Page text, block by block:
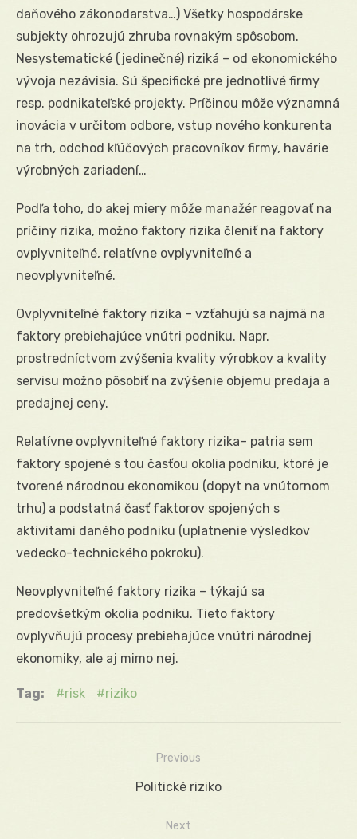
daňového zákonodarstva…) Všetky hospodárske
subjekty ohrozujú zhruba rovnakým spôsobom.
Nesystematické (jedinečné) riziká – od ekonomického
vývoja nezávisia. Sú špecifické pre jednotlivé firmy
resp. podnikateľské projekty. Príčinou môže významná
inovácia v určitom odbore, vstup nového konkurenta
na trh, odchod kľúčových pracovníkov firmy, havárie
výrobných zariadení…
Podľa toho, do akej miery môže manažér reagovať na
príčiny rizika, možno faktory rizika členiť na faktory
ovplyvniteľné, relatívne ovplyvniteľné a
neovplyvniteľné.
Ovplyvniteľné faktory rizika – vzťahujú sa najmä na
faktory prebiehajúce vnútri podniku. Napr.
prostredníctvom zvýšenia kvality výrobkov a kvality
servisu možno pôsobiť na zvýšenie objemu predaja a
predajnej ceny.
Relatívne ovplyvniteľné faktory rizika– patria sem
faktory spojené s tou časťou okolia podniku, ktoré je
tvorené národnou ekonomikou (dopyt na vnútornom
trhu) a podstatná časť faktorov spojených s
aktivitami daného podniku (uplatnenie výsledkov
vedecko-technického pokroku).
Neovplyvniteľné faktory rizika – týkajú sa
predovšetkým okolia podniku. Tieto faktory
ovplyvňujú procesy prebiehajúce vnútri národnej
ekonomiky, ale aj mimo nej.
Tag: risk riziko
Previous
Previous
Politické riziko
Next